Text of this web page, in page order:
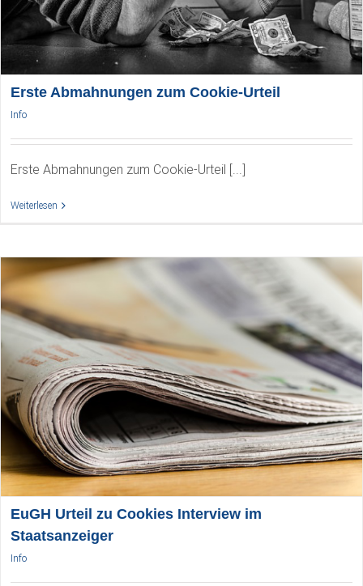
Erste Abmahnungen zum Cookie-Urteil
Info
Erste Abmahnungen zum Cookie-Urteil [...]
Weiterlesen
EuGH Urteil zu Cookies Interview im
Staatsanzeiger
Info